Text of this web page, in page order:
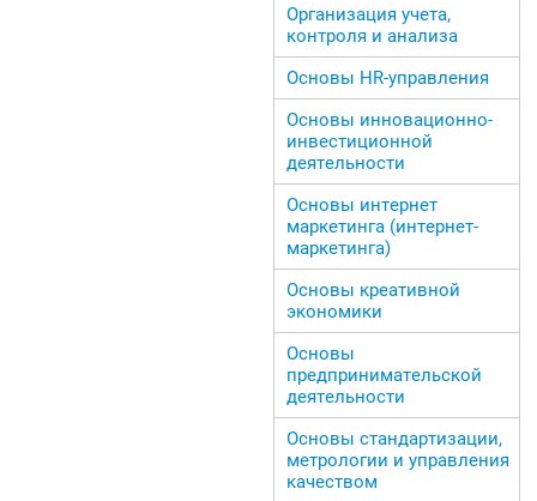
Организация учета,
контроля и анализа
Основы HR-управления
Основы инновационно-
инвестиционной
деятельности
Основы интернет
маркетинга (интернет-
маркетинга)
Основы креативной
экономики
Основы
предпринимательской
деятельности
Основы стандартизации,
метрологии и управления
качеством